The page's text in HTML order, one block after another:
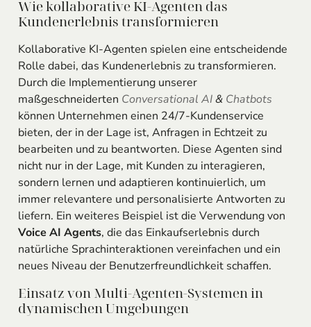
Wie kollaborative KI-Agenten das
Kundenerlebnis transformieren
Kollaborative KI-Agenten spielen eine entscheidende
Rolle dabei, das Kundenerlebnis zu transformieren.
Durch die Implementierung unserer
maßgeschneiderten Conversational AI& Chatbots
können Unternehmen einen 24/7-Kundenservice
bieten, der in der Lage ist, Anfragen in Echtzeit zu
bearbeiten und zu beantworten. Diese Agenten sind
nicht nur in der Lage, mit Kunden zu interagieren,
sondern lernen und adaptieren kontinuierlich, um
immer relevantere und personalisierte Antworten zu
liefern. Ein weiteres Beispiel ist die Verwendung von
Voice AI Agents, die das Einkaufserlebnis durch
natürliche Sprachinteraktionen vereinfachen und ein
neues Niveau der Benutzerfreundlichkeit schaffen.
Einsatz von Multi-Agenten-Systemen in
dynamischen Umgebungen